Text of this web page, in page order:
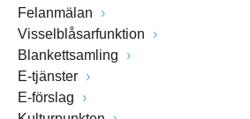
Felanmälan
Visselblåsarfunktion
Blankettsamling
E-tjänster
E-förslag